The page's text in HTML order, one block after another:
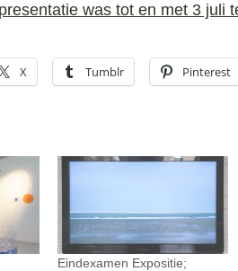
was tot en met 3 juli
X Tumblr Pinterest
Eindexamen Expositie;